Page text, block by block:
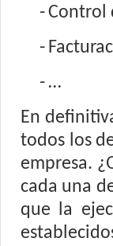
-Control
-
-…
En
todos los
empresa.
cada una
que la